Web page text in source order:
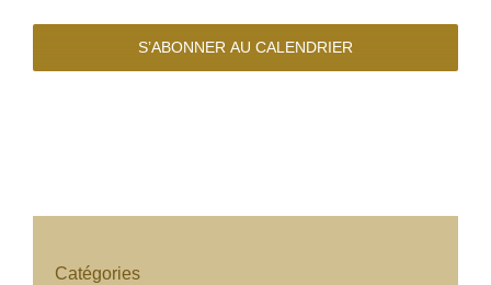
S’ABONNER AU CALENDRIER
Catégories